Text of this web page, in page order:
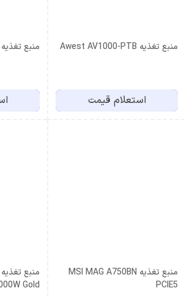
منبع تغذیه Awest AV1000-PTB
استعلام قیمت
منبع تغذیه MSI MAG A650BN
منبع تغذیه MSI MAG A750BN
PCIE5
Gold